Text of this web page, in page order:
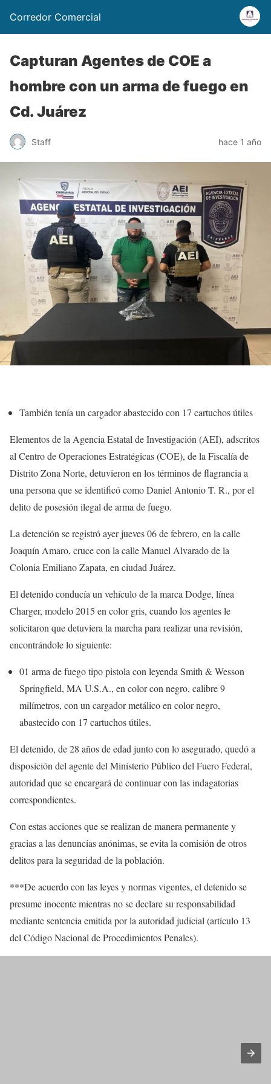
Corredor Comercial
Capturan Agentes de COE a
hombre con un arma de fuego en
Cd. Juárez
Staff hace 1 año
También tenía un cargador abastecido con 17 cartuchos útiles
Elementos de la Agencia Estatal de Investigación (AEI), adscritos
al Centro de Operaciones Estratégicas (COE), de la Fiscalía de
Distrito Zona Norte, detuvieron en los términos de flagrancia a
una persona que se identificó como Daniel Antonio T. R., por el
delito de posesión ilegal de arma de fuego.
La detención se registró ayer jueves 06 de febrero, en la calle
Joaquín Amaro, cruce con la calle Manuel Alvarado de la
Colonia Emiliano Zapata, en ciudad Juárez.
El detenido conducía un vehículo de la marca Dodge, línea
Charger, modelo 2015 en color gris, cuando los agentes le
solicitaron que detuviera la marcha para realizar una revisión,
encontrándole lo siguiente:
01 arma de fuego tipo pistola con leyenda Smith & Wesson
Springfield, MA U.S.A., en color con negro, calibre 9
milímetros, con un cargador metálico en color negro,
abastecido con 17 cartuchos útiles.
El detenido, de 28 años de edad junto con lo asegurado, quedó a
disposición del agente del Ministerio Público del Fuero Federal,
autoridad que se encargará de continuar con las indagatorias
correspondientes.
Con estas acciones que se realizan de manera permanente y
gracias a las denuncias anónimas, se evita la comisión de otros
delitos para la seguridad de la población.
***De acuerdo con las leyes y normas vigentes, el detenido se
presume inocente mientras no se declare su responsabilidad
mediante sentencia emitida por la autoridad judicial (artículo 13
del Código Nacional de Procedimientos Penales).